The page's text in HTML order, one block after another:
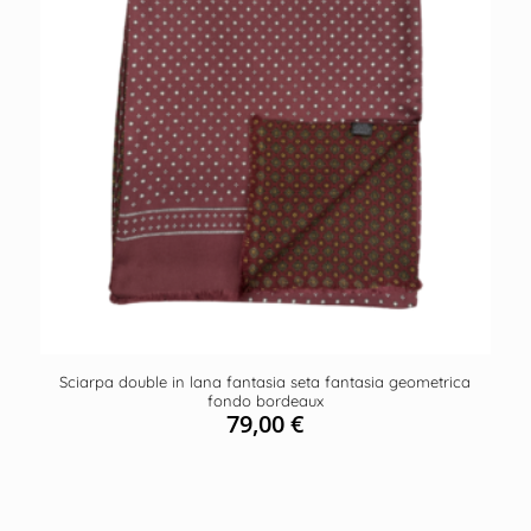
Sciarpa double in lana fantasia seta fantasia geometrica
fondo bordeaux
79,00€